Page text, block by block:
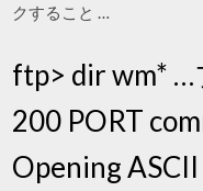
クすること …
ftp> dir wm*
200 PORT
Opening